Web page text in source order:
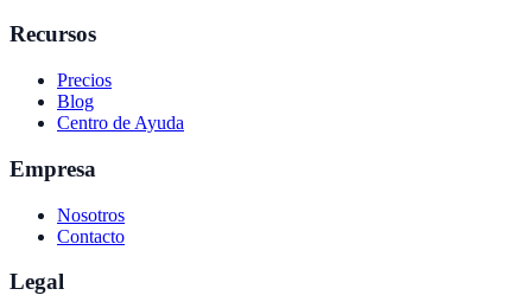
Recursos
Precios
Blog
Centro de Ayuda
Empresa
Nosotros
Contacto
Legal